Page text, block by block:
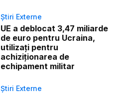
Știri Externe
UE a deblocat 3,47 miliarde
de euro pentru Ucraina,
utilizați pentru
achiziționarea de
echipament militar
Știri Externe